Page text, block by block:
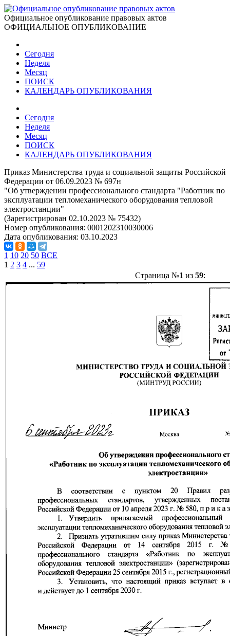
Официальное опубликование правовых актов
ОФИЦИАЛЬНОЕ ОПУБЛИКОВАНИЕ
Сегодня
Неделя
Месяц
ПОИСК
КАЛЕНДАРЬ ОПУБЛИКОВАНИЯ
Сегодня
Неделя
Месяц
ПОИСК
КАЛЕНДАРЬ ОПУБЛИКОВАНИЯ
Приказ Министерства труда и социальной защиты Российской
Федерации от 06.09.2023 № 697н
"Об утверждении профессионального стандарта "Работник по
эксплуатации тепломеханического оборудования тепловой
электростанции"
(Зарегистрирован 02.10.2023 № 75432)
Номер опубликования: 0001202310030006
Дата опубликования: 03.10.2023
1 10 20 50 ВСЕ
1 2 3 4 ... 59
Страница №1 из 59: